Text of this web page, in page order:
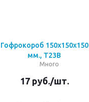
Гофрокороб 150х150х150
мм., Т23В
Много
17руб./шт.